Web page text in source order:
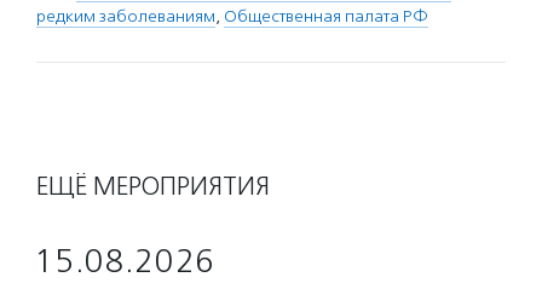
редким заболеваниям, Общественная палата РФ
ЕЩЁ МЕРОПРИЯТИЯ
15.08.2026